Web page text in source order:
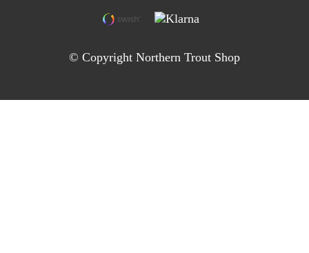
© Copyright Northern Trout Shop